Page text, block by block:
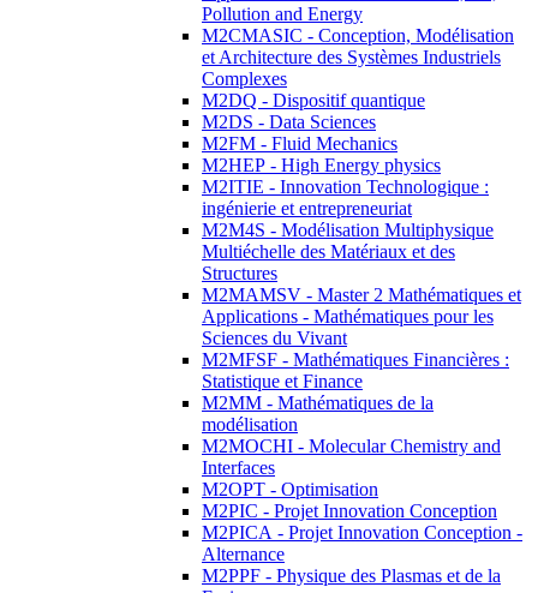
Pollution and Energy
M2CMASIC - Conception, Modélisation
et Architecture des Systèmes Industriels
Complexes
M2DQ - Dispositif quantique
M2DS - Data Sciences
M2FM - Fluid Mechanics
M2HEP - High Energy physics
M2ITIE - Innovation Technologique :
ingénierie et entrepreneuriat
M2M4S - Modélisation Multiphysique
Multiéchelle des Matériaux et des
Structures
M2MAMSV - Master 2 Mathématiques et
Applications - Mathématiques pour les
Sciences du Vivant
M2MFSF - Mathématiques Financières :
Statistique et Finance
M2MM - Mathématiques de la
modélisation
M2MOCHI - Molecular Chemistry and
Interfaces
M2OPT - Optimisation
M2PIC - Projet Innovation Conception
M2PICA - Projet Innovation Conception -
Alternance
M2PPF - Physique des Plasmas et de la